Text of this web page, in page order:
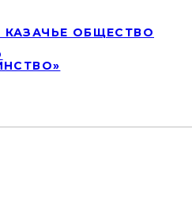
ОБЩЕСТВО